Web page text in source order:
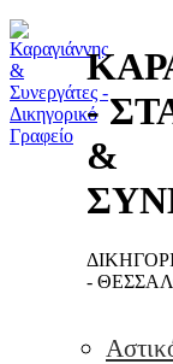
-
&
-